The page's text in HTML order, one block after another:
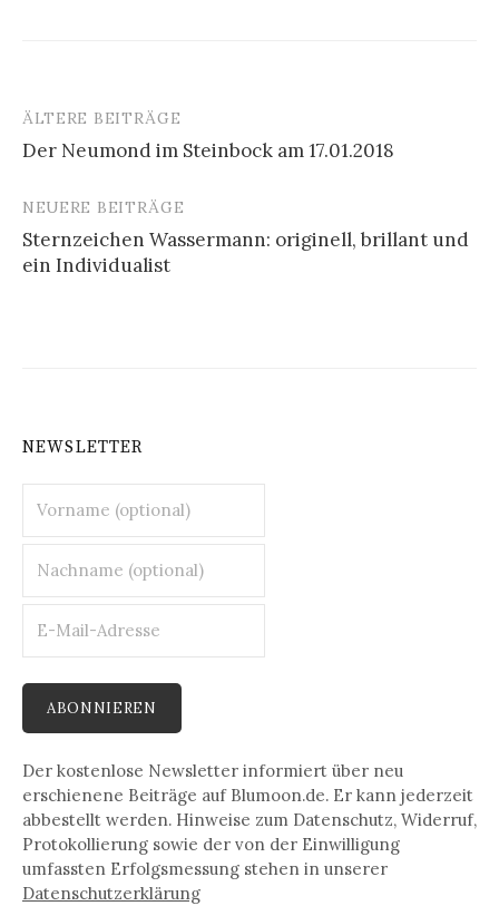
Beitragsnavigation
ÄLTERE BEITRÄGE
Der Neumond im Steinbock am 17.01.2018
NEUERE BEITRÄGE
Sternzeichen Wassermann: originell, brillant und
ein Individualist
NEWSLETTER
Der kostenlose Newsletter informiert über neu
erschienene Beiträge auf Blumoon.de. Er kann jederzeit
abbestellt werden. Hinweise zum Datenschutz, Widerruf,
Protokollierung sowie der von der Einwilligung
umfassten Erfolgsmessung stehen in unserer
Datenschutz­erklärung